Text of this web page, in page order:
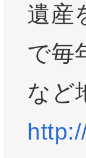
遺産
で毎
など